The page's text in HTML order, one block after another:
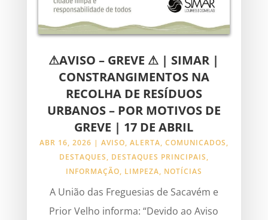
⚠AVISO – GREVE ⚠ | SIMAR |
CONSTRANGIMENTOS NA
RECOLHA DE RESÍDUOS
URBANOS – POR MOTIVOS DE
GREVE | 17 DE ABRIL
ABR 16, 2026 | AVISO, ALERTA, COMUNICADOS,
DESTAQUES, DESTAQUES PRINCIPAIS,
INFORMAÇÃO, LIMPEZA, NOTÍCIAS
A União das Freguesias de Sacavém e
Prior Velho informa: “Devido ao Aviso